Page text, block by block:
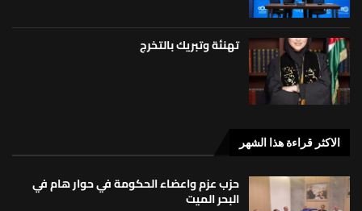
تهنئة وتبريك بالتخرج
الاكثر قراءة هذا الشهر
حزب عزم واعضاء الحكومة في حوار هام في
البحر الميت